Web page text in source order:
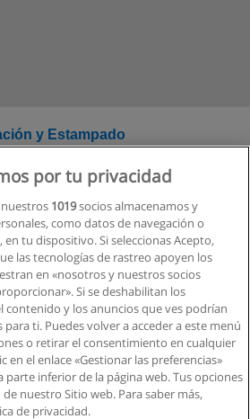
y Estampado
información
por tu privacidad
1019socios almacenamos y
como datos de navegación o
tu dispositivo. Si seleccionas Acepto,
las tecnologías de rastreo apoyen los
en «nosotros y nuestros socios
Si se deshabilitan los
contenido y los anuncios que ves podrían
ti. Puedes volver a acceder a este menú
o retirar el consentimiento en cualquier
en el enlace «Gestionar las preferencias»
parte inferior de la página web. Tus opciones
nuestro Sitio web. Para saber más,
de privacidad.